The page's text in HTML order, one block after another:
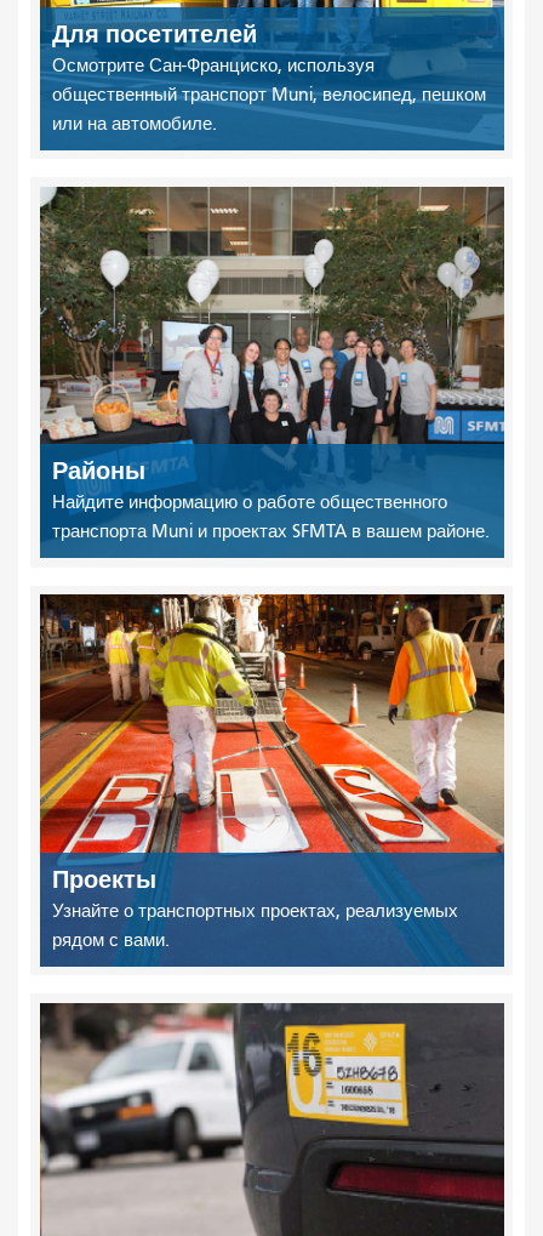
Для посетителей
Осмотрите Сан-Франциско, используя
общественный транспорт Muni, велосипед, пешком
или на автомобиле.
Районы
Найдите информацию о работе общественного
транспорта Muni и проектах SFMTA в вашем районе.
Проекты
Узнайте о транспортных проектах, реализуемых
рядом с вами.